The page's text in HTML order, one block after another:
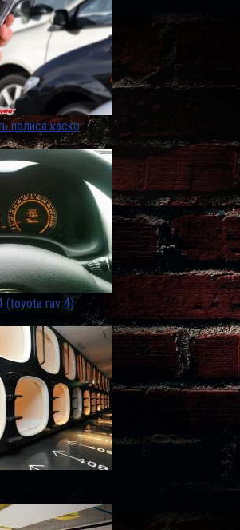
полиса каско
(toyota rav 4)